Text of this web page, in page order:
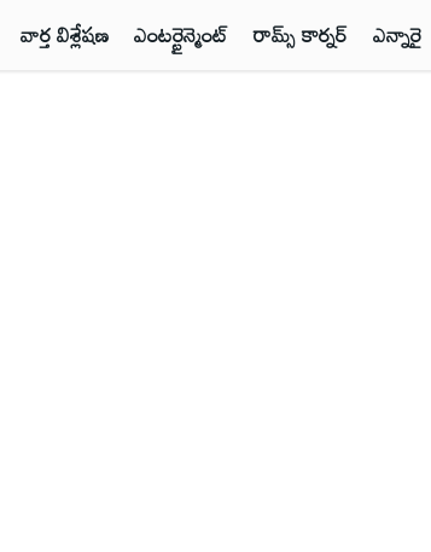
వార్త విశ్లేషణ ఎంటర్టైన్మెంట్ రామ్స్ కార్నర్ ఎన్నారై